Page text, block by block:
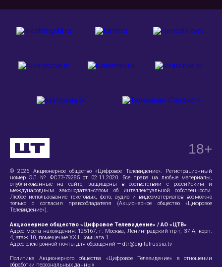
© 2026 Акционерное общество «Цифровое Телевидение». Регистрационный
номер ЭЛ № ФС77-79285 от 02.11.2020. Все права на любые материалы,
опубликованные на сайте, защищены в соответствии с российским и
международным законодательством об интеллектуальной собственности.
Любое использование текстовых, фото, аудио и видеоматериалов возможно
только с согласия правообладателя (Акционерное общество «Цифровое
Телевидение»).
Акционерное общество «Цифровое Телевидение» / АО «ЦТВ»
Адрес места нахождения: 125167, г. Москва, Ленинградский пр-т, 37 А , корп.
4, этаж 10, помещение XXII, комната 1.
Адрес электронной почты для обращений — dtr@digitalrussia.tv
Политика Акционерного общества «Цифровое Телевидение» в отношении
обработки персональных данных
18+